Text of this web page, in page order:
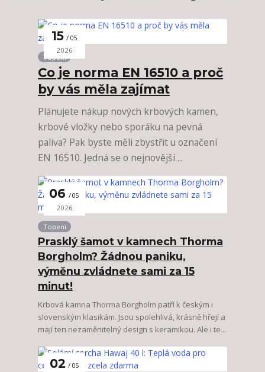
15 05
2026
Topení
Co je norma EN 16510 a proč
by vás měla zajímat
Plánujete nákup nových krbových kamen,
krbové vložky nebo sporáku na pevná
paliva? Pak byste měli zbystřit u označení
EN 16510. Jedná se o nejnovější ...
06 05
2026
Topení
Prasklý šamot v kamnech Thorma
Borgholm? Žádnou paniku,
výměnu zvládnete sami za 15
minut!
Krbová kamna Thorma Borgholm patří k českým i
slovenským klasikám. Jsou spolehlivá, krásně hřejí a
mají ten nezaměnitelný design s keramikou. Ale i te...
02 05